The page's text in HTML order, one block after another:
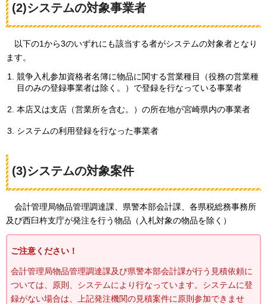
(2)システムの対象事業者
以下の1から3のいずれにも該当する者がシステムの対象者となり
ます。
競争入札参加資格者名簿に物品に関する営業種目（役務の営業種
目のみの登録事業者は除く。）で登録を行なっている事業者
本店又は支店（営業所を含む。）の所在地が宮崎県内の事業者
システムの利用登録を行なった事業者
(3)システムの対象案件
会計管理局物品管理調達課、県警本部会計課、各県税総務事務所
及び西臼杵支庁が発注を行う物品（入札対象の物品を除く）
ご注意ください！
会計管理局物品管理調達課及び県警本部会計課が行う見積依頼に
ついては、原則、システムにより行なっています。システムに登
録がない場合は、上記発注機関の見積案件に原則参加できませ